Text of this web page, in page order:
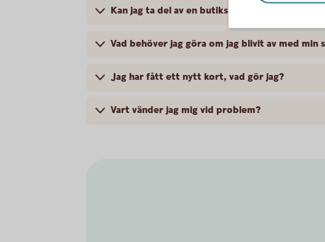
Kan jag ta del av en butiks medlemsprogram
Vad behöver jag göra om jag blivit av med min
Jag har fått ett nytt kort, vad gör jag?
Vart vänder jag mig vid problem?